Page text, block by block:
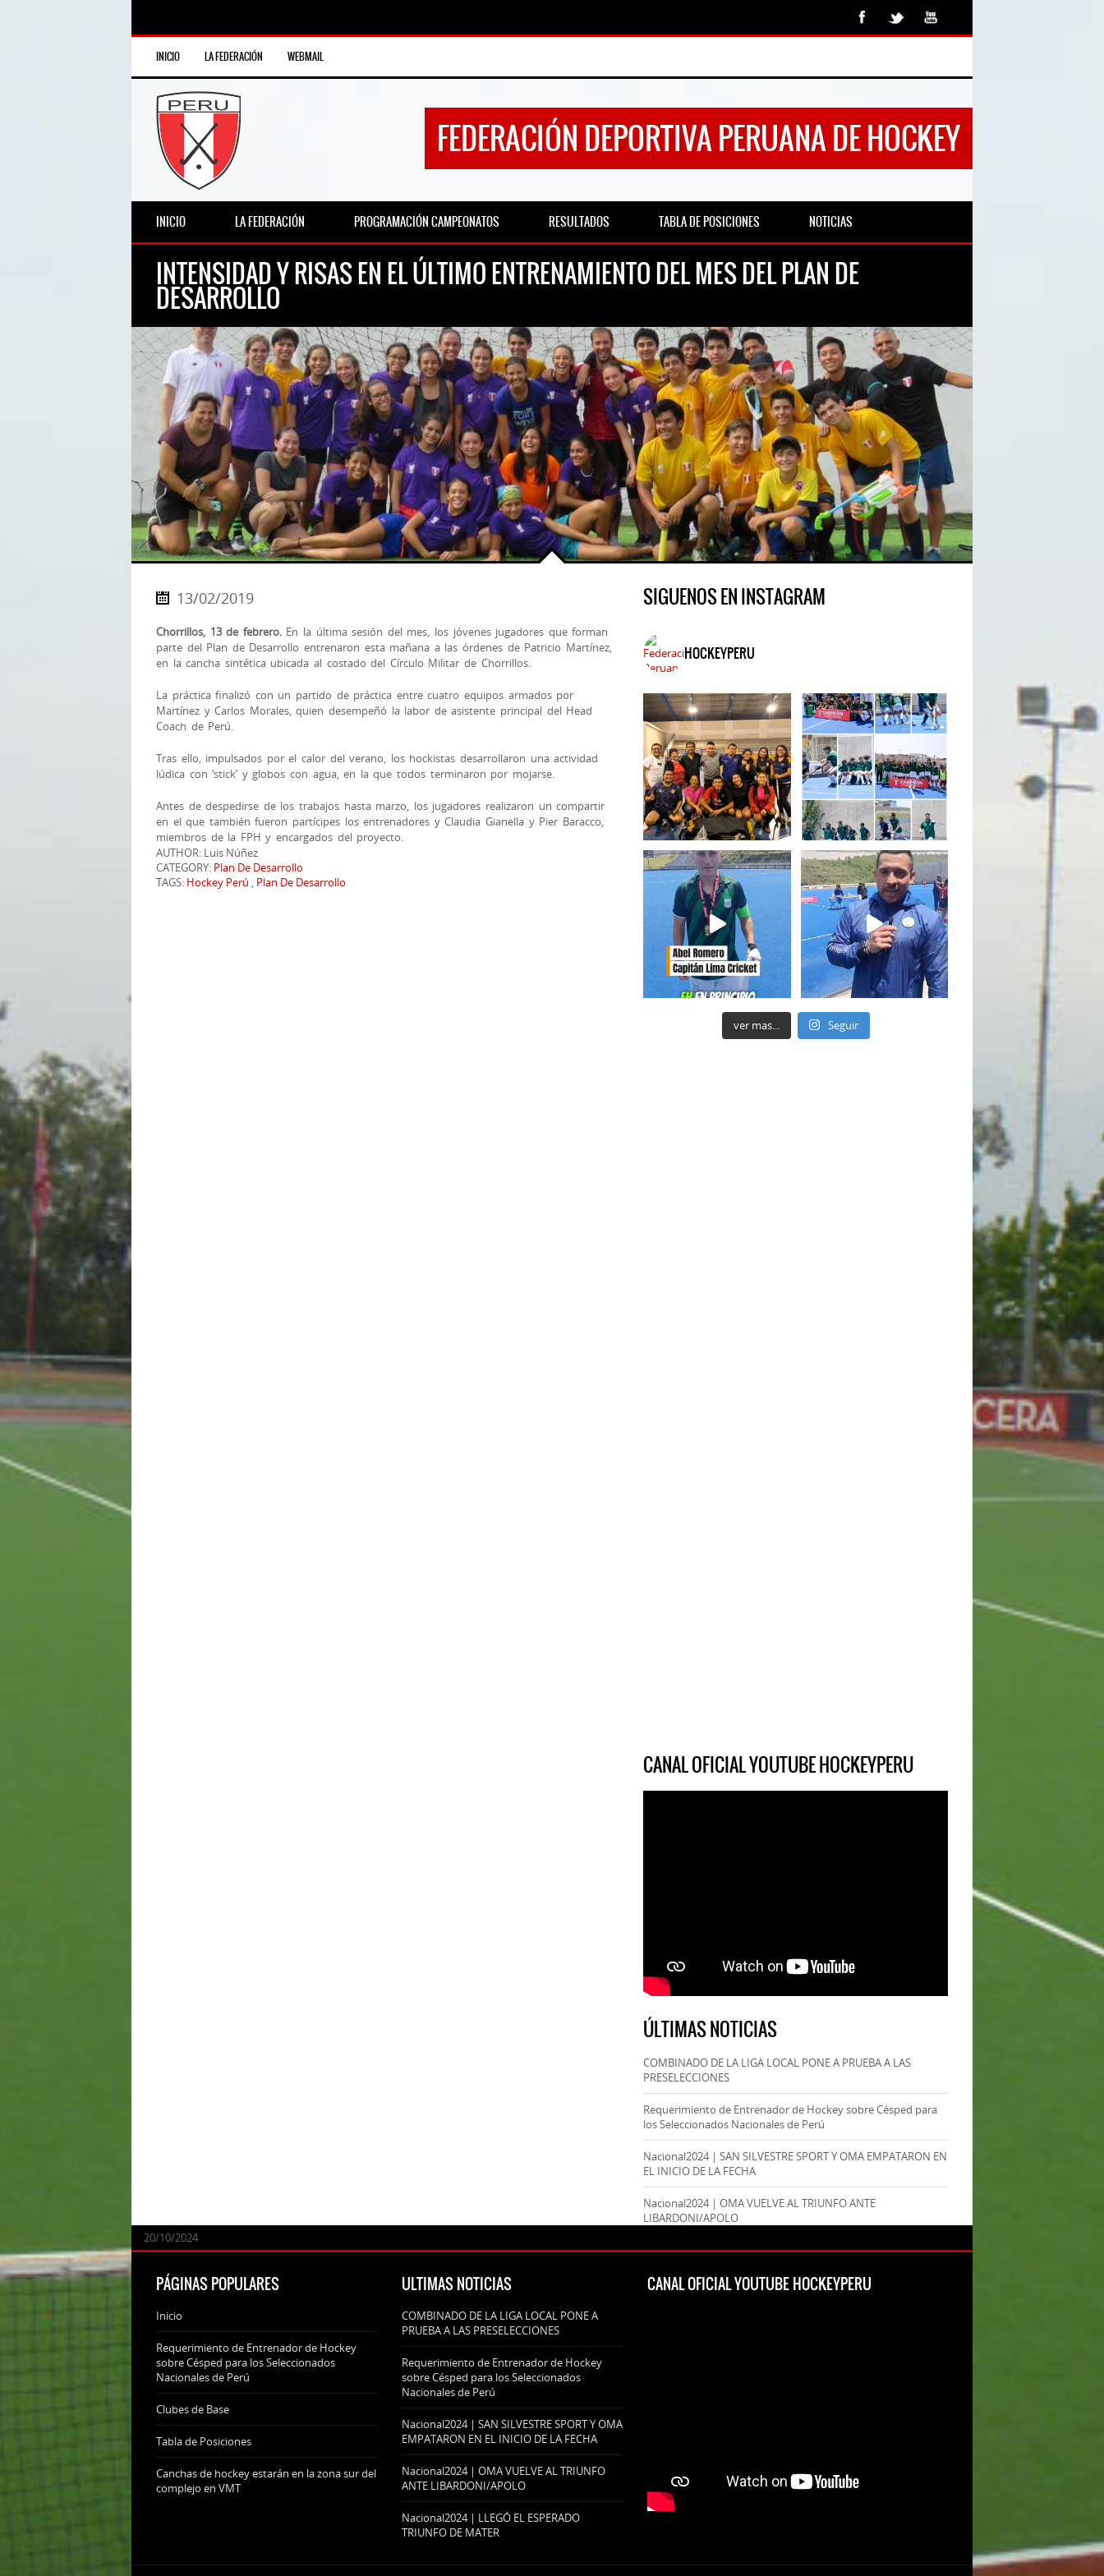
INICIO LA FEDERACIÓN WEBMAIL
FEDERACIÓN DEPORTIVA PERUANA DE HOCKEY
INICIO LA FEDERACIÓN PROGRAMACIÓN CAMPEONATOS RESULTADOS TABLA DE POSICIONES NOTICIAS
INTENSIDAD Y RISAS EN EL ÚLTIMO ENTRENAMIENTO DEL MES DEL PLAN DE
DESARROLLO
13/02/2019
Chorrillos, 13 de febrero.En la última sesión del mes, los jóvenes jugadores que forman
parte del Plan de Desarrollo entrenaron esta mañana a las órdenes de Patricio Martínez,
en la cancha sintética ubicada al costado del Círculo Militar de Chorrillos.
La práctica finalizó con un partido de práctica entre cuatro equipos armados por
Martínez y Carlos Morales, quien desempeñó la labor de asistente principal del Head
Coach de Perú.
Tras ello, impulsados por el calor del verano, los hockistas desarrollaron una actividad
lúdica con ‘stick’ y globos con agua, en la que todos terminaron por mojarse.
Antes de despedirse de los trabajos hasta marzo, los jugadores realizaron un compartir
en el que también fueron partícipes los entrenadores y Claudia Gianella y Pier Baracco,
miembros de la FPH y encargados del proyecto.
AUTHOR: Luis Núñez
CATEGORY: Plan De Desarrollo
TAGS: Hockey Perú , Plan De Desarrollo
SIGUENOS EN INSTAGRAM
HOCKEYPERU
ver mas... Seguir
CANAL OFICIAL YOUTUBE HOCKEYPERU
ÚLTIMAS NOTICIAS
COMBINADO DE LA LIGA LOCAL PONE A PRUEBA A LAS
PRESELECCIONES
24/09/2025
Requerimiento de Entrenador de Hockey sobre Césped para
los Seleccionados Nacionales de Perú
07/11/2024
Nacional2024 | SAN SILVESTRE SPORT Y OMA EMPATARON EN
EL INICIO DE LA FECHA
20/10/2024
Nacional2024 | OMA VUELVE AL TRIUNFO ANTE
LIBARDONI/APOLO
20/10/2024
PÁGINAS POPULARES
Inicio
Requerimiento de Entrenador de Hockey
sobre Césped para los Seleccionados
Nacionales de Perú
Clubes de Base
Tabla de Posiciones
Canchas de hockey estarán en la zona sur del
complejo en VMT
ULTIMAS NOTICIAS
COMBINADO DE LA LIGA LOCAL PONE A
PRUEBA A LAS PRESELECCIONES
Requerimiento de Entrenador de Hockey
sobre Césped para los Seleccionados
Nacionales de Perú
Nacional2024 | SAN SILVESTRE SPORT Y OMA
EMPATARON EN EL INICIO DE LA FECHA
Nacional2024 | OMA VUELVE AL TRIUNFO
ANTE LIBARDONI/APOLO
Nacional2024 | LLEGÓ EL ESPERADO
TRIUNFO DE MATER
CANAL OFICIAL YOUTUBE HOCKEYPERU